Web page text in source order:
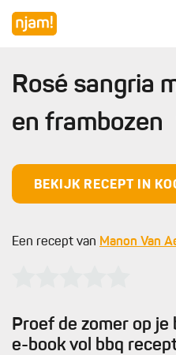
Rosé sangria
en frambozen
BEKIJK RECEPT IN
Een recept van Manon Van
Proef de zomer op
e-book vol bbq